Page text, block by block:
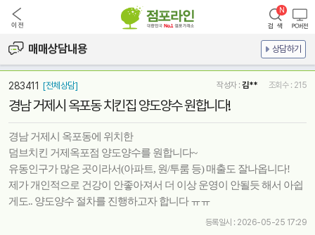
매매상담내용 상담하기
283411 [전체상담] 작성자 : 김** 조회수 : 215
경남 거제시 옥포동 치킨집 양도양수 원합니다!
경남 거제시 옥포동에 위치한
덤브치킨 거제옥포점 양도양수를 원합니다~
유동인구가 많은 곳이라서(아파트, 원/투룸 등) 매출도 잘나옵니다!
제가 개인적으로 건강이 안좋아져서 더 이상 운영이 안될듯 해서 아쉽
게도.. 양도양수 절차를 진행하고자 합니다 ㅠㅠ
등록일시 : 2026-05-25 17:29